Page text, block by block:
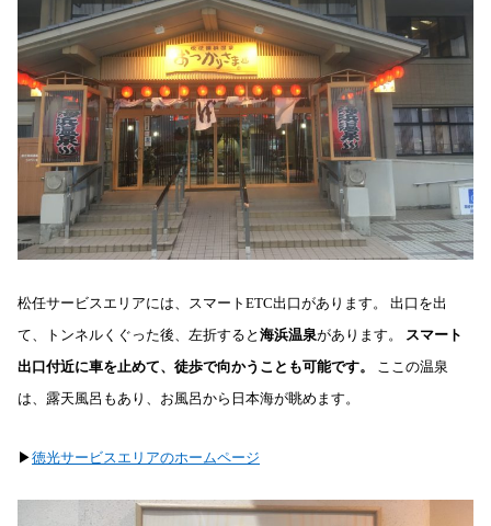
松任サービスエリアには、スマートETC出口があります。 出口を出
て、トンネルくぐった後、左折すると 海浜温泉があります。
スマート
出口付近に車を止めて、徒歩で向かうことも可能です。
ここの温泉
は、露天風呂もあり、お風呂から日本海が眺めます。
▶︎徳光サービスエリアのホームページ